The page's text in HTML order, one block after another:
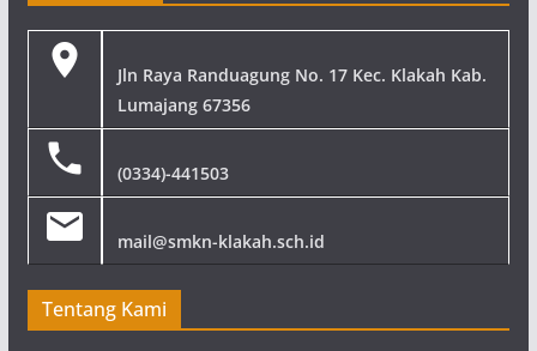
Jln Raya Randuagung No. 17 Kec. Klakah Kab.
Lumajang 67356
(0334)-441503
mail@smkn-klakah.sch.id
Tentang Kami